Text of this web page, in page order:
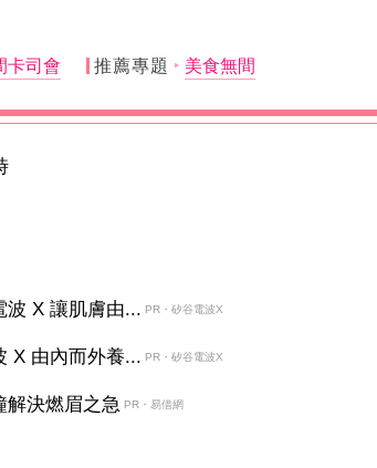
卡司會 推薦專題 美食無間
波 X 讓肌膚由... PR・矽谷電波X
X 由內而外養... PR・矽谷電波X
解決燃眉之急 PR・易借網